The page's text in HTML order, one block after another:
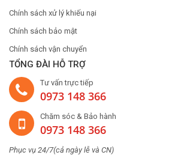
Chính sách xử lý khiếu nại
Chính sách bảo mật
Chính sách vận chuyển
TỔNG ĐÀI HỖ TRỢ
Tư vấn trực tiếp
0973 148 366
Chăm sóc & Bảo hành
0973 148 366
Phục vụ 24/7(cả ngày lễ và CN)